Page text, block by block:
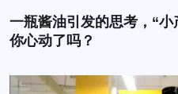
一瓶酱油引发的思考，“小
你心动了吗？